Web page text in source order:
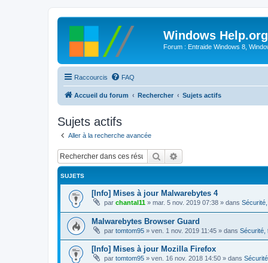
Windows Help.org
Forum : Entraide Windows 8,
Raccourcis FAQ
Accueil du forum Rechercher Sujets actifs
Sujets actifs
Aller à la recherche avancée
Rechercher
SUJETS
[Info] Mises à jour Malwarebytes 4
par chantal11 » mar. 5 nov. 2019 07:38 » dans
Malwarebytes Browser Guard
par tomtom95 » ven. 1 nov. 2019 11:45 » dans Sécurité,
[Info] Mises à jour Mozilla Firefox
par tomtom95 » ven. 16 nov. 2018 14:50 » dans